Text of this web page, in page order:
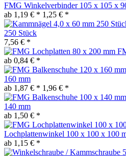
FMG Winkelverbinder 105 x 105 x
ab 1,19 € * 1,25 € *
250 Stück
7,56 € *
ab 0,84 € *
160 mm
ab 1,87 € * 1,96 € *
140 mm
ab 1,50 € *
Lochplattenwinkel 100 x 100 x 100
ab 1,15 € *